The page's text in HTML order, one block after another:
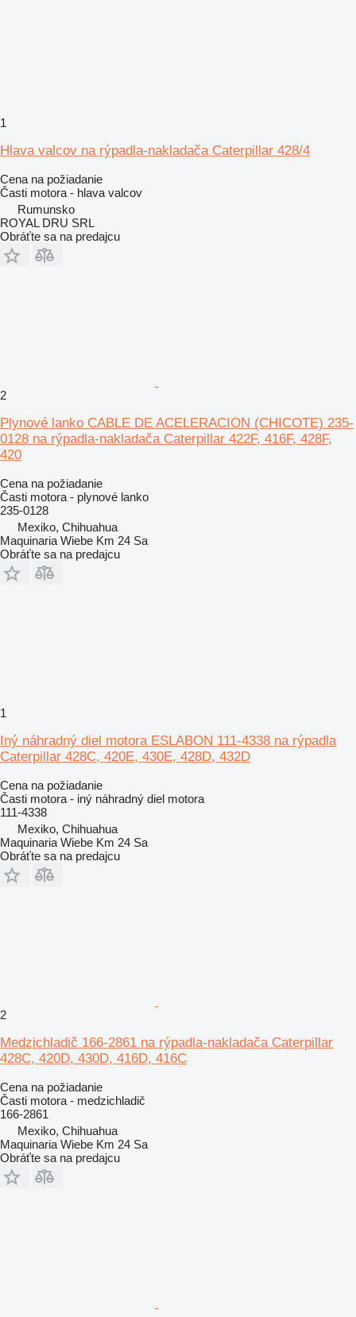
1
Hlava valcov na rýpadla-nakladača Caterpillar 428/4
Cena na požiadanie
Časti motora - hlava valcov
Rumunsko
ROYAL DRU SRL
Obráťte sa na predajcu
2
Plynové lanko CABLE DE ACELERACION (CHICOTE) 235-
0128 na rýpadla-nakladača Caterpillar 422F, 416F, 428F,
420
Cena na požiadanie
Časti motora - plynové lanko
235-0128
Mexiko, Chihuahua
Maquinaria Wiebe Km 24 Sa
Obráťte sa na predajcu
1
Iný náhradný diel motora ESLABON 111-4338 na rýpadla
Caterpillar 428C, 420E, 430E, 428D, 432D
Cena na požiadanie
Časti motora - iný náhradný diel motora
111-4338
Mexiko, Chihuahua
Maquinaria Wiebe Km 24 Sa
Obráťte sa na predajcu
2
Medzichladič 166-2861 na rýpadla-nakladača Caterpillar
428C, 420D, 430D, 416D, 416C
Cena na požiadanie
Časti motora - medzichladič
166-2861
Mexiko, Chihuahua
Maquinaria Wiebe Km 24 Sa
Obráťte sa na predajcu